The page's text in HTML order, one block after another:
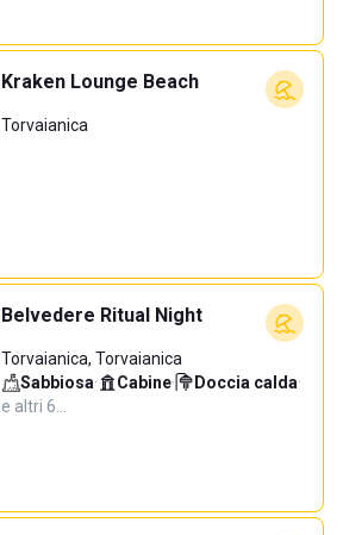
Kraken Lounge Beach
Torvaianica
Belvedere Ritual Night
Torvaianica, Torvaianica
Sabbiosa· Cabine· Doccia calda·
e altri 6…